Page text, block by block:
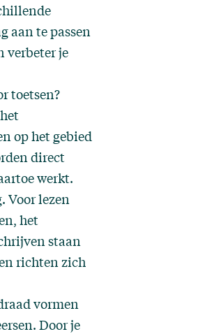
aan te passen
verbeter je
toetsen?
op het gebied
direct
werkt.
Voor lezen
het
staan
richten zich
vormen
Door je